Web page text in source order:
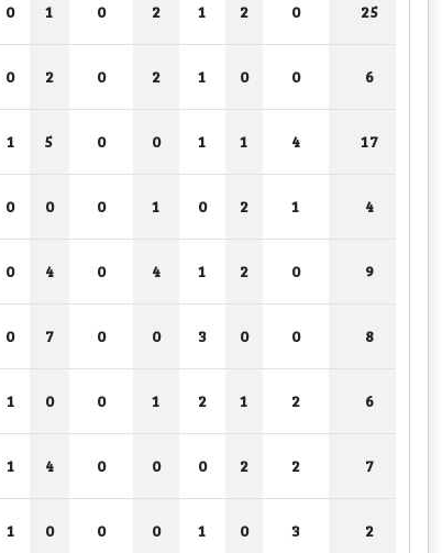
0 1 0 2 1 2 0 25
0 2 0 2 1 0 0 6
1 5 0 0 1 1 4 17
0 0 0 1 0 2 1 4
0 4 0 4 1 2 0 9
0 7 0 0 3 0 0 8
1 0 0 1 2 1 2 6
1 4 0 0 0 2 2 7
1 0 0 0 1 0 3 2